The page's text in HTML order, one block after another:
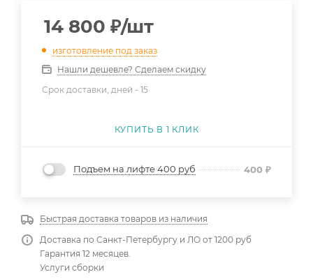
14 800 ₽/шт
изготовление под заказ
Нашли дешевле? Сделаем скидку
Срок доставки, дней - 15
КУПИТЬ В 1 КЛИК
Подъем на лифте 400 руб 400 ₽
Быстрая доставка товаров из наличия
Доставка по Санкт-Петербургу и ЛО от 1200 руб
Гарантия 12 месяцев.
Услуги сборки